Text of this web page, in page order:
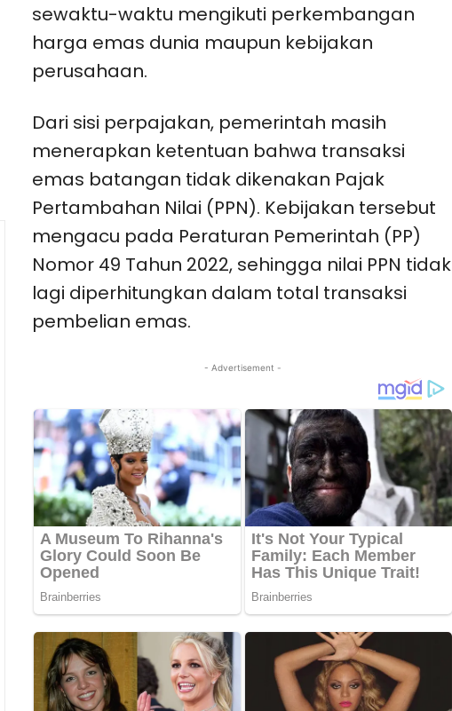
sewaktu-waktu mengikuti perkembangan
harga emas dunia maupun kebijakan
perusahaan.
Dari sisi perpajakan, pemerintah masih
menerapkan ketentuan bahwa transaksi
emas batangan tidak dikenakan Pajak
Pertambahan Nilai (PPN). Kebijakan tersebut
mengacu pada Peraturan Pemerintah (PP)
Nomor 49 Tahun 2022, sehingga nilai PPN tidak
lagi diperhitungkan dalam total transaksi
pembelian emas.
- Advertisement -